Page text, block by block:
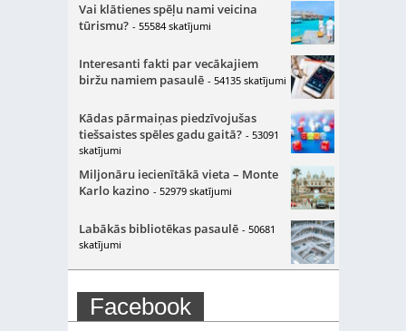
Vai klātienes spēļu nami veicina
tūrismu? - 55584 skatījumi
Interesanti fakti par vecākajiem
biržu namiem pasaulē - 54135 skatījumi
Kādas pārmaiņas piedzīvojušas
tiešsaistes spēles gadu gaitā? - 53091
skatījumi
Miljonāru iecienītākā vieta – Monte
Karlo kazino - 52979 skatījumi
Labākās bibliotēkas pasaulē - 50681
skatījumi
Facebook